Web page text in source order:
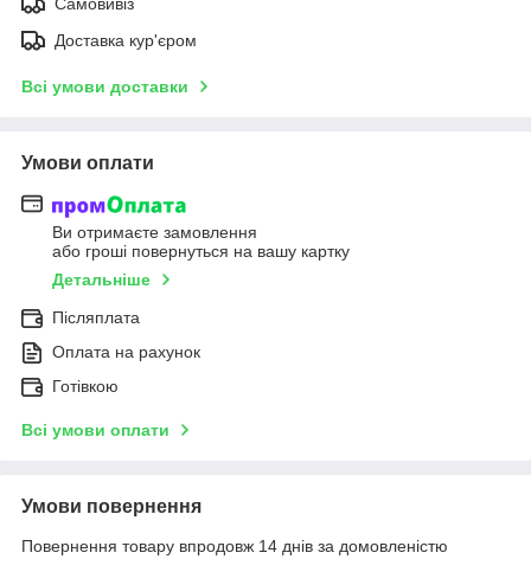
Самовивіз
Доставка кур'єром
Всі умови доставки
Умови оплати
Ви отримаєте замовлення
або гроші повернуться на вашу картку
Детальніше
Післяплата
Оплата на рахунок
Готівкою
Всі умови оплати
Умови повернення
Повернення товару впродовж 14 днів за домовленістю